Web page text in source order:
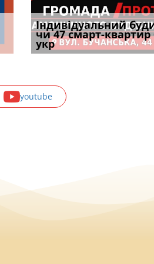
Документи, на яких не
проставляється
апостиль: пер
Огляд практики ВС від
Ростислава Кравця, що
опублі
Індивідуальний
чи 47 смарт-квартир
укр
Восьмий ААС
підтвердив, що
може скас
youtube